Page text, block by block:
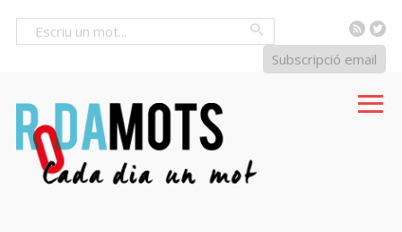
RSS
Subscripció email